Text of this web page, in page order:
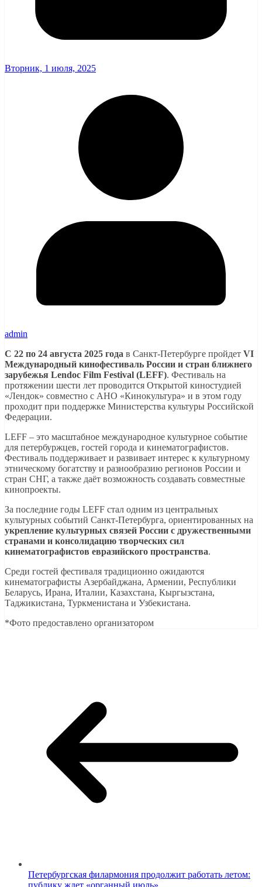
Вторник, 1 июля, 2025
admin
С 22 по 24 августа 2025 года в Санкт-Петербурге пройдет VI
Международный кинофестиваль России и стран ближнего
зарубежья Lendoc Film Festival (LEFF). Фестиваль на
протяжении шести лет проводится Открытой киностудией
«Лендок» совместно с АНО «Кинокультура» и в этом году
проходит при поддержке Министерства культуры Российской
Федерации.
LEFF – это масштабное международное культурное событие
для петербуржцев, гостей города и кинематографистов.
Фестиваль поддерживает и развивает интерес к культурному
этническому богатству и разнообразию регионов России и
стран СНГ, а также даёт возможность создавать совместные
кинопроекты.
За последние годы LEFF стал одним из центральных
культурных событий Санкт-Петербурга, ориентированных на
укрепление культурных связей России с дружественными
странами и консолидацию творческих сил
кинематографистов евразийского пространства.
Среди гостей фестиваля традиционно ожидаются
кинематографисты Азербайджана, Армении, Республики
Беларусь, Ирана, Италии, Казахстана, Кыргызстана,
Таджикистана, Туркменистана и Узбекистана.
*Фото предоставлено организатором
Петербургская филармония продолжит работать летом: